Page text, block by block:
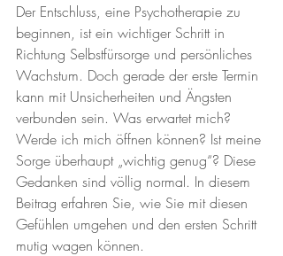
Der Entschluss, eine Psychotherapie zu
beginnen, ist ein wichtiger Schritt in
Richtung Selbstfürsorge und persönliches
Wachstum. Doch gerade der erste Termin
kann mit Unsicherheiten und Ängsten
verbunden sein. Was erwartet mich?
Werde ich mich öffnen können? Ist meine
Sorge überhaupt „wichtig genug“? Diese
Gedanken sind völlig normal. In diesem
Beitrag erfahren Sie, wie Sie mit diesen
Gefühlen umgehen und den ersten Schritt
mutig wagen können.